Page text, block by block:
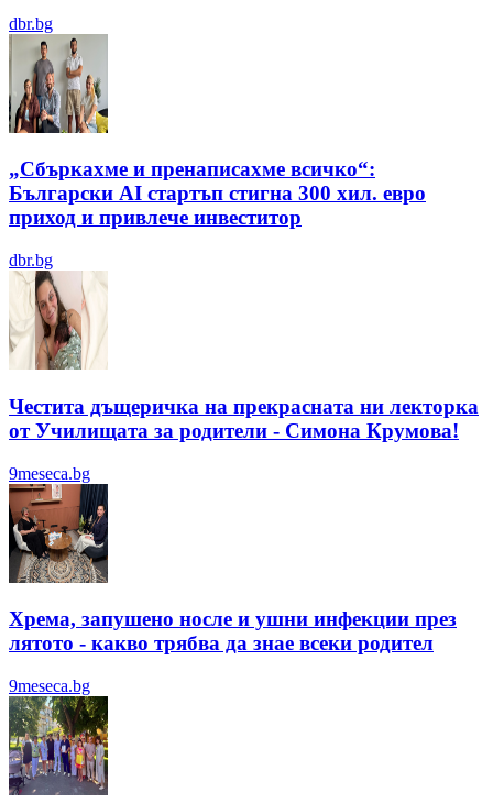
dbr.bg
„Сбъркахме и пренаписахме всичко“:
Български AI стартъп стигна 300 хил. евро
приход и привлече инвеститор
dbr.bg
Честита дъщеричка на прекрасната ни лекторка
от Училищата за родители - Симона Крумова!
9meseca.bg
Хрема, запушено носле и ушни инфекции през
лятотo - какво трябва да знае всеки родител
9meseca.bg